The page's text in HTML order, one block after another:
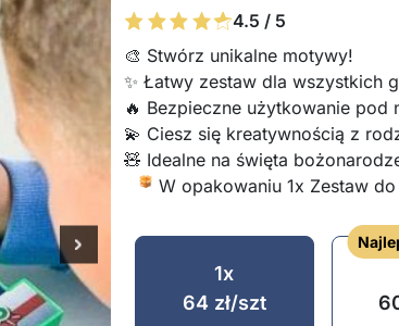
4.5 / 5
🎨 Stwórz unikalne motywy!
✨ Łatwy zestaw dla wszystkich
🔥 Bezpieczne użytkowanie pod
💫 Ciesz się kreatywnością z
🧸 Idealne na święta
W opakowaniu 1x Zestaw
1x
64 zł/szt